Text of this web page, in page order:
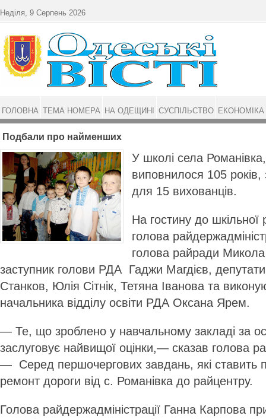
Подбали про найменших
У школі села Романівка,
виповнилося 105
для 15 вихованців.
На гостину до шкільної
голова
голова райради
заступник голови РДА Гаджи Магдієв,
Станков, Юлія Сітнік, Тетяна Іванова та
начальника відділу освіти РДА Оксана Ярем.
— Те, що зроблено у навчальному закладі за
заслуговує найвищої оцінки,— сказав голова
— Серед першочергових завдань, які ставить
ремонт дороги від с. Романівка до райцентру.
Голова райдержадміністрації Ганна Карпо­ва
Неділя, 9 Серпень 2026
ГОЛОВНА ТЕМА НОМЕРА НА ОДЕЩИНІ СУСПІЛЬСТВО ЕКОНОМІКА